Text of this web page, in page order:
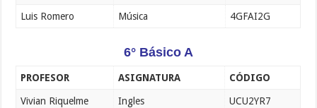
Luis Romero Música 4GFAI2G
6° Básico A
PROFESOR ASIGNATURA CÓDIGO
Vivian Riquelme Ingles UCU2YR7